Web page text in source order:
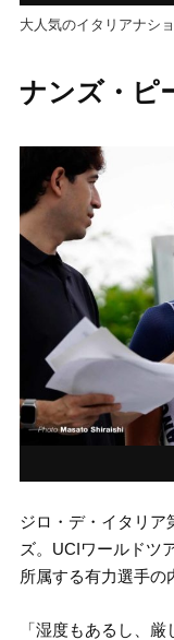
大人気のイタリアナシ
ナンズ・ピ
ジロ・デ・イタリア
ズ。UCIワールドツ
所属する有力選手の
「湿度もあるし、